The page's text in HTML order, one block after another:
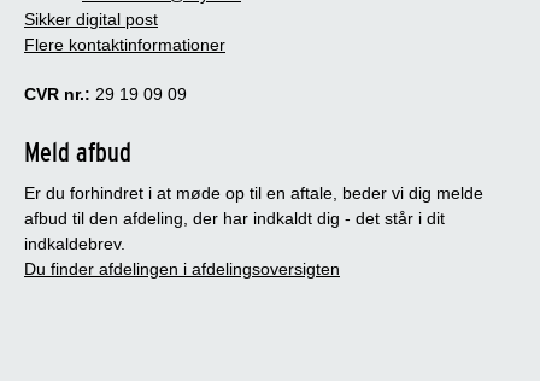
Sikker digital post
Flere kontaktinformationer
CVR nr.: 29 19 09 09
Meld afbud
Er du forhindret i at møde op til en aftale, beder vi dig melde
afbud til den afdeling, der har indkaldt dig - det står i dit
indkaldebrev.
Du finder afdelingen i afdelingsoversigten